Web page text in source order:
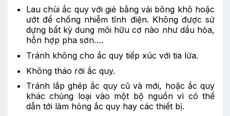
Lau chùi ắc quy với giẻ bằng vải bông khô hoặc
ướt để chống nhiễm tĩnh điện. Không được sử
dựng bất kỳ dung môi hữu cơ nào như dầu hỏa,
hỗn hợp pha sơn….
Tránh không cho ắc quy tiếp xúc với tia lửa.
Không tháo rời ắc quy.
Tránh lắp ghép ắc quy cũ và mới, hoặc ắc quy
khác chủng loại vào một bộ nguồn vì có thể
dẫn tới làm hỏng ắc quy hay các thiết bị.